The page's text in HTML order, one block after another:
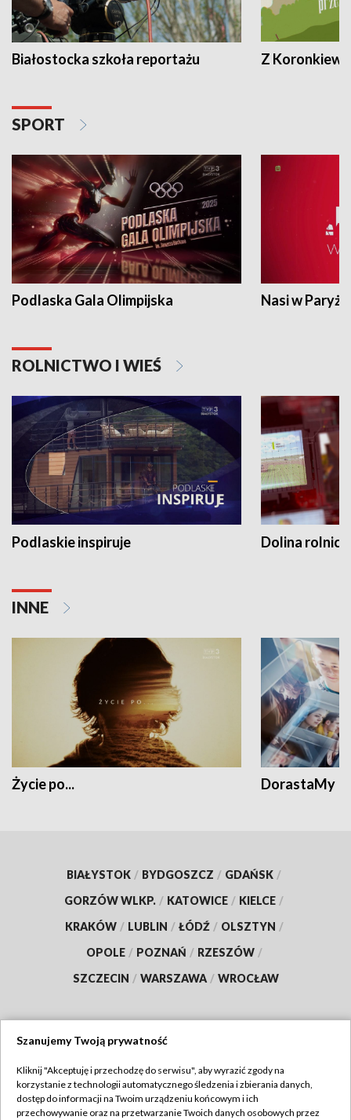
Białostocka szkoła reportażu Z
SPORT
Podlaska Gala Olimpijska Nasi w Paryżu
ROLNICTWO I WIEŚ
Podlaskie inspiruje Dolina
INNE
Życie po... DorastaMy
BIAŁYSTOK / BYDGOSZCZ / GDAŃSK /
GORZÓW WLKP. / KATOWICE / KIELCE /
KRAKÓW / LUBLIN / ŁÓDŹ / OLSZTYN /
OPOLE / POZNAŃ / RZESZÓW /
SZCZECIN / WARSZAWA / WROCŁAW
TVP
Abonament TVP
Szanujemy Twoją prywatność
Kliknij "Akceptuję i przechodzę do serwisu", aby wyrazić zgody na
korzystanie z technologii automatycznego śledzenia i zbierania danych,
dostęp do informacji na Twoim urządzeniu końcowym i ich
przechowywanie oraz na przetwarzanie Twoich danych osobowych przez